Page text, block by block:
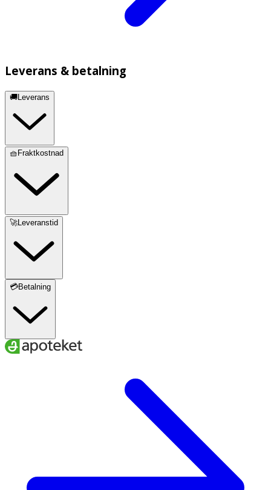
Leverans & betalning
🚚Leverans
🧺Fraktkostnad
🚀Leveranstid
💳Betalning